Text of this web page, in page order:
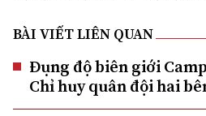
BÀI VIẾT LIÊN QUAN
Đụng độ biên giới
Chỉ huy quân đội hai